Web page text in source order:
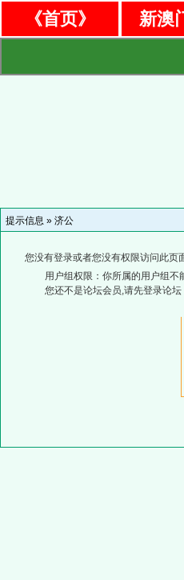
《首页》 新澳
提示信息 » 济公
您没有登录或者您没有权限访问此页
用户组权限：你所属的用户组不
您还不是论坛会员,请先登录论坛